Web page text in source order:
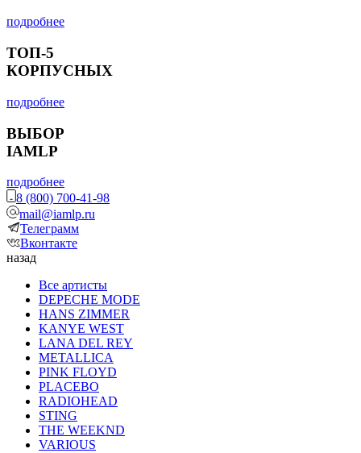
подробнее
ТОП-5
КОРПУСНЫХ
подробнее
ВЫБОР
IAMLP
подробнее
8 (800) 700-41-98
mail@iamlp.ru
Телеграмм
Вконтакте
назад
Все артисты
DEPECHE MODE
HANS ZIMMER
KANYE WEST
LANA DEL REY
METALLICA
PINK FLOYD
PLACEBO
RADIOHEAD
STING
THE WEEKND
VARIOUS